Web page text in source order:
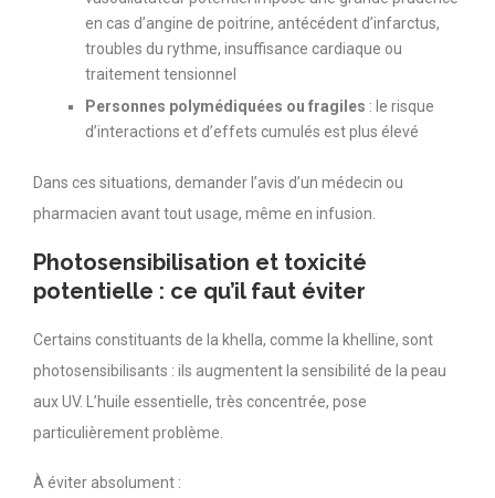
en cas d’angine de poitrine, antécédent d’infarctus,
troubles du rythme, insuffisance cardiaque ou
traitement tensionnel
Personnes polymédiquées ou fragiles : le risque
d’interactions et d’effets cumulés est plus élevé
Dans ces situations, demander l’avis d’un médecin ou
pharmacien avant tout usage, même en infusion.
Photosensibilisation et toxicité
potentielle : ce qu’il faut éviter
Certains constituants de la khella, comme la khelline, sont
photosensibilisants : ils augmentent la sensibilité de la peau
aux UV. L’huile essentielle, très concentrée, pose
particulièrement problème.
À éviter absolument :